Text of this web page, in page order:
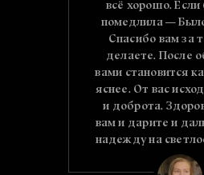
всё хорошо.
помедлила —
Спасибо вам за
делаете. После
вами становится
яснее. От вас
и доброта.
вам и дарите и
надежду на